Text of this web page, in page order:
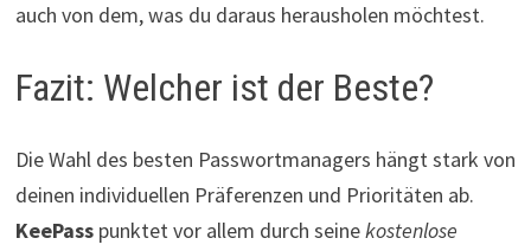
auch von dem, was du daraus herausholen möchtest.
Fazit: Welcher ist der Beste?
Die Wahl des besten Passwortmanagers hängt stark von
deinen individuellen Präferenzen und Prioritäten ab.
KeePasspunktet vor allem durch seinekostenlose